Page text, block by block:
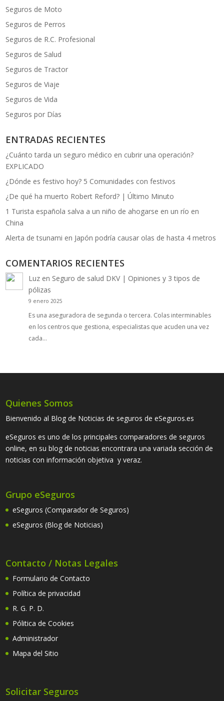
Seguros de Moto
Seguros de Perros
Seguros de R.C. Profesional
Seguros de Salud
Seguros de Tractor
Seguros de Viaje
Seguros de Vida
Seguros por Días
ENTRADAS RECIENTES
¿Cuánto tarda un seguro médico en cubrir una operación?
EXPLICADO
¿Dónde es festivo hoy? 5 Comunidades con festivos
¿De qué ha muerto Robert Reford? | Último Minuto
1 Turista española salva a un niño de ahogarse en un río en
China
Alerta de tsunami en Japón podría causar olas de hasta 4 metros
COMENTARIOS RECIENTES
Luzen Seguro de salud DKV | Opiniones y 3 tipos de
pólizas
9 enero 2025
Es una aseguradora de segunda o tercera. Colas interminables
en los centros que gestiona, especialistas que acuden una vez
cada…
Quienes Somos
Bienvenido al Blog de Noticias de seguros de eSeguros.es
eSeguros es uno de los principales comparadores de seguros
online, en su blog de noticias encontrara una variada sección de
noticias con información objetiva y veraz.
Grupo eSeguros
eSeguros (Comparador de Seguros)
eSeguros (Blog de Noticias)
Contacto / Notas Legales
Formulario de Contacto
Política de privacidad
R. G. P. D.
Pólitica de Cookies
Administrador
Mapa del Sitio
Solicitar Seguros